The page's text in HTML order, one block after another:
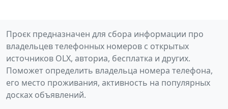
Проєк предназначен для сбора информации про
владельцев телефонных номеров с открытых
источников OLX, авториа, бесплатка и других.
Поможет определить владельца номера телефона,
его место проживания, активность на популярных
досках объявлений.